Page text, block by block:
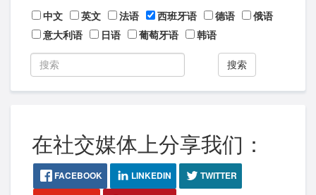
中文
英文 法语 西班牙语 德语
俄语
意大利语
日语 葡萄牙语 韩语
搜索
在社交媒体上分享我们：
FACEBOOK LINKEDIN
TWITTER